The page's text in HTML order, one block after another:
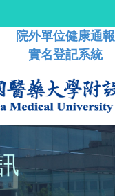
院外單位健康通報
實名登記系統